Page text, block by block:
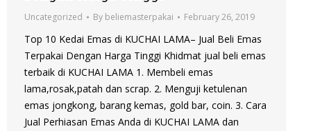
Uncategorized By beliemasterpakai February 26, 2019
Top 10 Kedai Emas di KUCHAI LAMA– Jual Beli Emas
Terpakai Dengan Harga Tinggi Khidmat jual beli emas
terbaik di KUCHAI LAMA 1. Membeli emas
lama,rosak,patah dan scrap. 2. Menguji ketulenan
emas jongkong, barang kemas, gold bar, coin. 3. Cara
Jual Perhiasan Emas Anda di KUCHAI LAMA dan